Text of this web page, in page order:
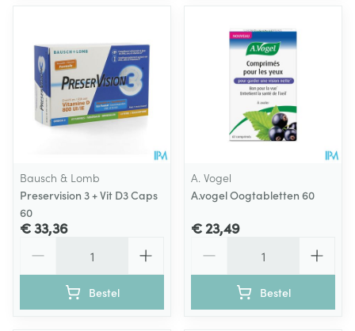
Bausch & Lomb
Preservision 3 + Vit D3 Caps
60
€ 33,36
Bestel
A. Vogel
A.vogel Oogtabletten 60
€ 23,49
Bestel